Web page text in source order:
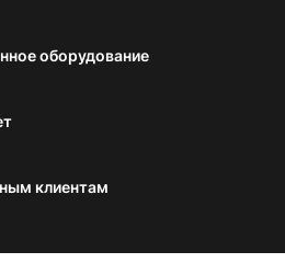
оборудование
клиентам